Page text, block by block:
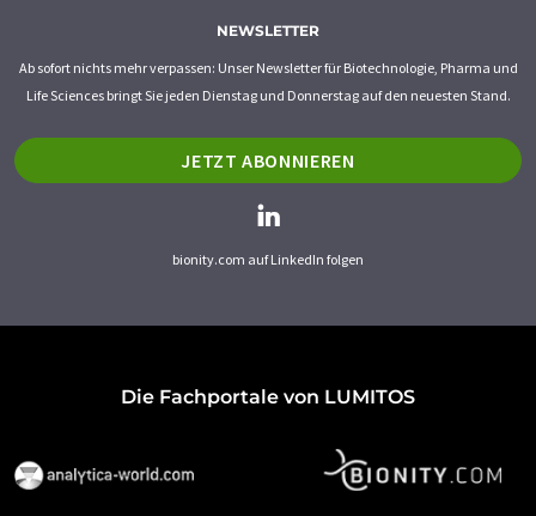
NEWSLETTER
Ab sofort nichts mehr verpassen: Unser Newsletter für Biotechnologie, Pharma und
Life Sciences bringt Sie jeden Dienstag und Donnerstag auf den neuesten Stand.
JETZT ABONNIEREN
bionity.com auf LinkedIn folgen
Die Fachportale von LUMITOS